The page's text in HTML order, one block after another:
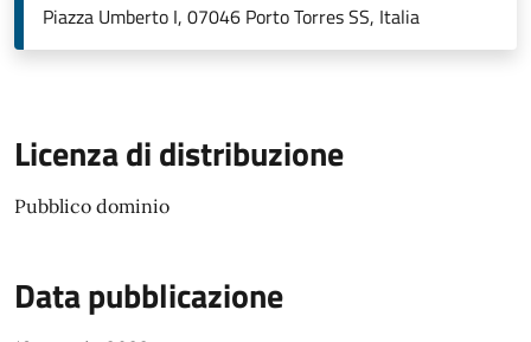
Piazza Umberto I, 07046 Porto Torres SS, Italia
Licenza di distribuzione
Pubblico dominio
Data pubblicazione